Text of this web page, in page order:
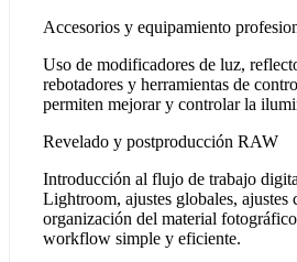
Accesorios y equipamiento
Uso de modificadores de luz,
rebotadores y herramientas de
permiten mejorar y controlar la
Revelado y postproducción RAW
Introducción al flujo de trabajo
Lightroom, ajustes globales, ajustes
organización del material
workflow simple y eficiente.